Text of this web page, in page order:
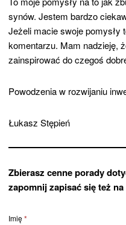
synów. Jestem bardzo
Jeżeli macie swoje pomysły
komentarzu. Mam nadzieję,
zainspirować do czegoś
Powodzenia w rozwijaniu
Łukasz Stępień
Zbierasz cenne porady
zapomnij zapisać się też
Form
Imię*